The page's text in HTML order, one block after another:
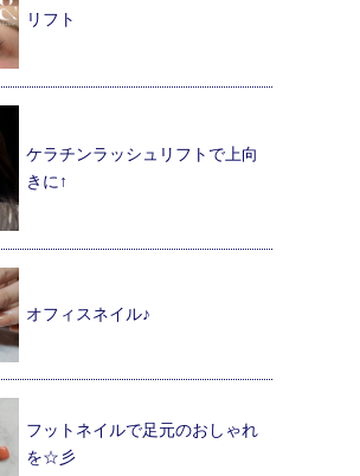
リフト
ケラチンラッシュリフトで上向
きに↑
オフィスネイル♪
フットネイルで足元のおしゃれ
を☆彡